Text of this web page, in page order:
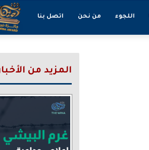
اللجوء من نحن اتصل بنا
المزيد من